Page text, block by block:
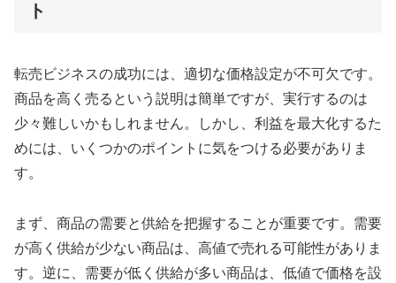
ト
転売ビジネスの成功には、適切な価格設定が不可欠です。
商品を高く売るという説明は簡単ですが、実行するのは
少々難しいかもしれません。しかし、利益を最大化するた
めには、いくつかのポイントに気をつける必要がありま
す。
まず、商品の需要と供給を把握することが重要です。需要
が高く供給が少ない商品は、高値で売れる可能性がありま
す。逆に、需要が低く供給が多い商品は、低値で価格を設